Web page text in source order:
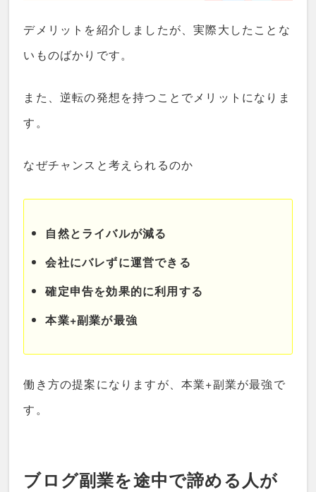
デメリットを紹介しましたが、実際大したことな
いものばかりです。
また、逆転の発想を持つことでメリットになりま
す。
なぜチャンスと考えられるのか
自然とライバルが減る
会社にバレずに運営できる
確定申告を効果的に利用する
本業+副業が最強
働き方の提案になりますが、本業+副業が最強で
す。
ブログ副業を途中で諦める人が